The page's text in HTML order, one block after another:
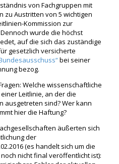
von Fachgruppen mit
zu Austritten von 5 wichtigen
Kommission zur
wurde die höchst
auf die sich das zuständige
gesetzlich versicherte
bei seiner
bezog.
Welche wissenschaftliche
Leitlinie, an der die
ausgetreten sind? Wer kann
hier die Haftung?
äußerten sich
der
(es handelt sich um die
nicht final veröffentlicht ist):